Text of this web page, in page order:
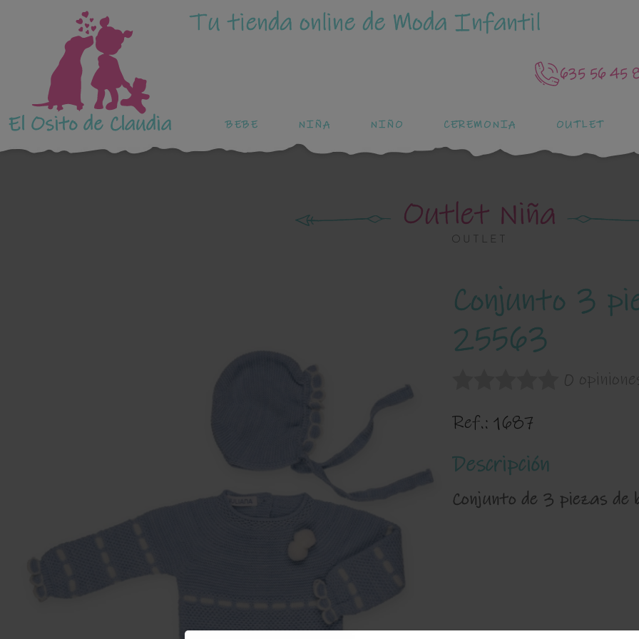
El Osito de Claudia
Tu tienda online de Moda Infantil
635 56 45
BEBE NIÑA NIÑO CEREMONIA OUTLET
Outlet Niña
OUTLET
Conjunto 3
25563
0
Ref.: 1687
Descripción
Conjunto de 3 piezas de